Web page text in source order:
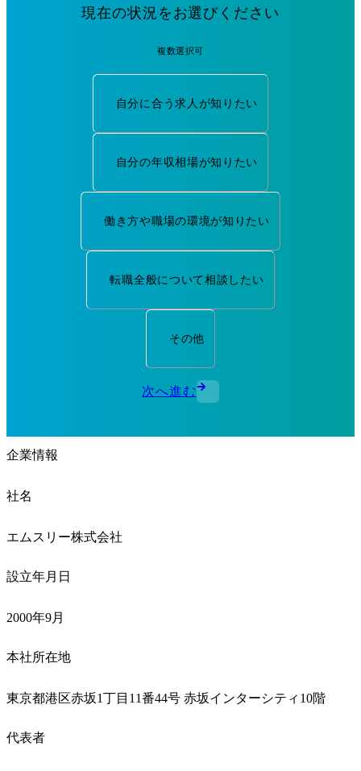
現在の状況をお選びください
複数選択可
自分に合う求人が知りたい
自分の年収相場が知りたい
働き方や職場の環境が知りたい
転職全般について相談したい
その他
次へ進む
企業情報
社名
エムスリー株式会社
設立年月日
2000年9月
本社所在地
東京都港区赤坂1丁目11番44号 赤坂インターシティ10階
代表者